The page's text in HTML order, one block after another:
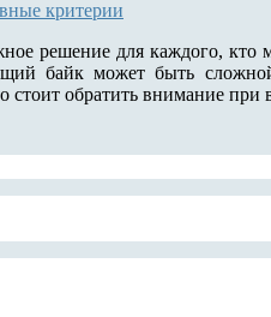
решение для каждого, кто
байк может быть
стоит обратить внимание при